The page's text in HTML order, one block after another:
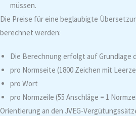
müssen.
Die Preise für eine beglaubigte
berechnet werden:
Die Berechnung erfolgt auf Grundlage
pro Normseite (1800 Zeichen mit
pro Wort
pro Normzeile (55 Anschläge = 1
Orientierung an den JVEG-